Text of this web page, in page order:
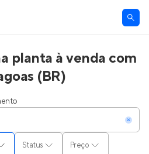
planta à venda com
(BR)
Status Preço